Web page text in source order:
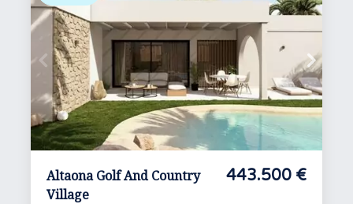
Altaona Golf And Country
Village
443.500 €